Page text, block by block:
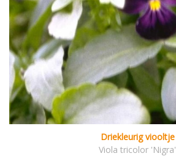
Driekleurig viooltje
Viola tricolor 'Nigra'